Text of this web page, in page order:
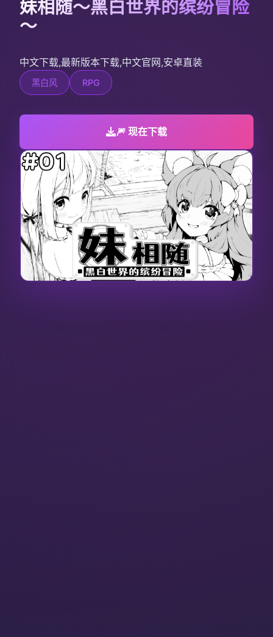
妹相随～黑白世界的缤纷冒险
～
中文下载,最新版本下载,中文官网,安卓直装
黑白风 RPG
🎆 现在下载